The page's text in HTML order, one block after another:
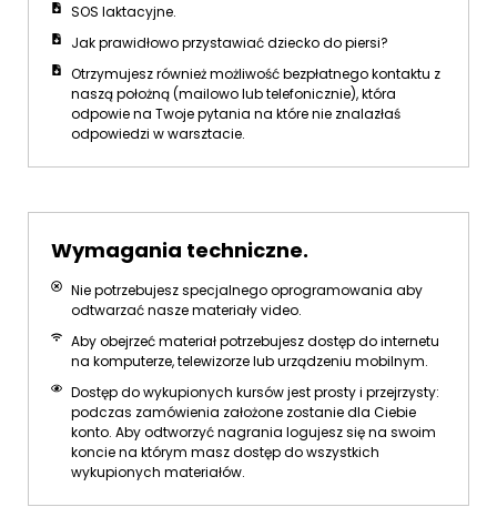
SOS laktacyjne.
Jak prawidłowo przystawiać dziecko do piersi?
Otrzymujesz również możliwość bezpłatnego kontaktu z
naszą położną (mailowo lub telefonicznie), która
odpowie na Twoje pytania na które nie znalazłaś
odpowiedzi w warsztacie.
Wymagania techniczne.
Nie potrzebujesz specjalnego oprogramowania aby
odtwarzać nasze materiały video.
Aby obejrzeć materiał potrzebujesz dostęp do internetu
na komputerze, telewizorze lub urządzeniu mobilnym.
Dostęp do wykupionych kursów jest prosty i przejrzysty:
podczas zamówienia założone zostanie dla Ciebie
konto. Aby odtworzyć nagrania logujesz się na swoim
koncie na którym masz dostęp do wszystkich
wykupionych materiałów.